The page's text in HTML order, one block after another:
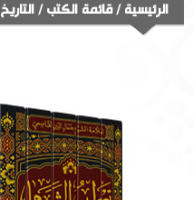
الرئيسية /قائمة الكتب/ التاريخ